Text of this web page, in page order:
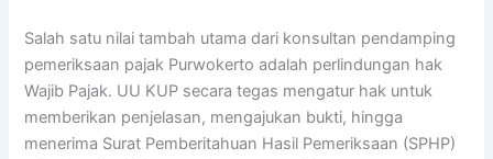
Salah satu nilai tambah utama dari konsultan pendamping
pemeriksaan pajak Purwokerto adalah perlindungan hak
Wajib Pajak. UU KUP secara tegas mengatur hak untuk
memberikan penjelasan, mengajukan bukti, hingga
menerima Surat Pemberitahuan Hasil Pemeriksaan (SPHP)